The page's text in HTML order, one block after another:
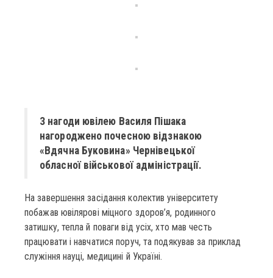
З нагоди ювілею Василя Пішака
нагороджено почесною відзнакою
«Вдячна Буковина» Чернівецької
обласної військової адміністрації.
На завершення засідання колектив університету
побажав ювілярові міцного здоров’я, родинного
затишку, тепла й поваги від усіх, хто мав честь
працювати і навчатися поруч, та подякував за приклад
служіння науці, медицині й Україні.